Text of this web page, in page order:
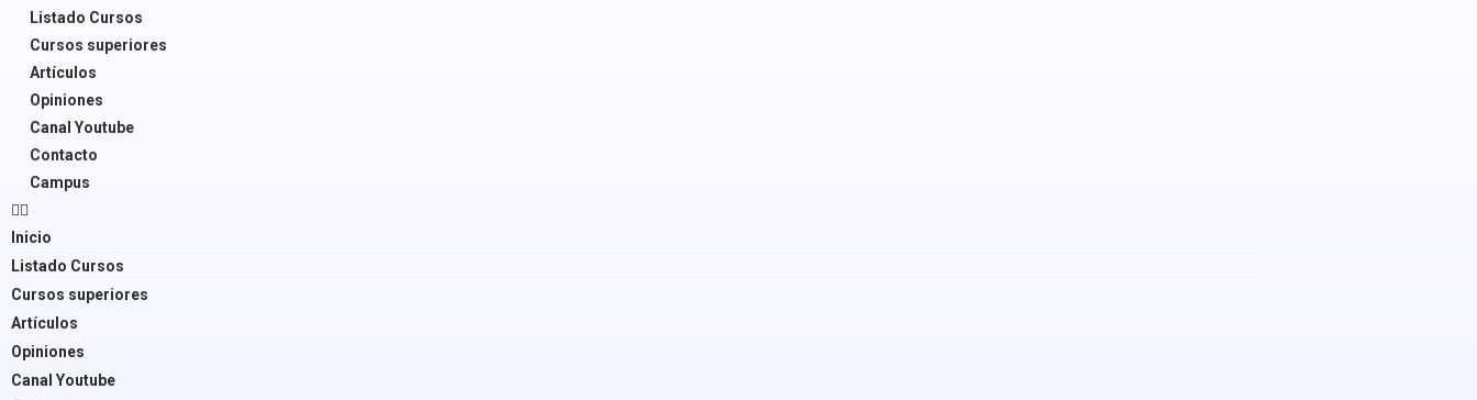
Listado Cursos
Cursos superiores
Artículos
Opiniones
Canal Youtube
Contacto
Campus
Inicio
Listado Cursos
Cursos superiores
Artículos
Opiniones
Canal Youtube